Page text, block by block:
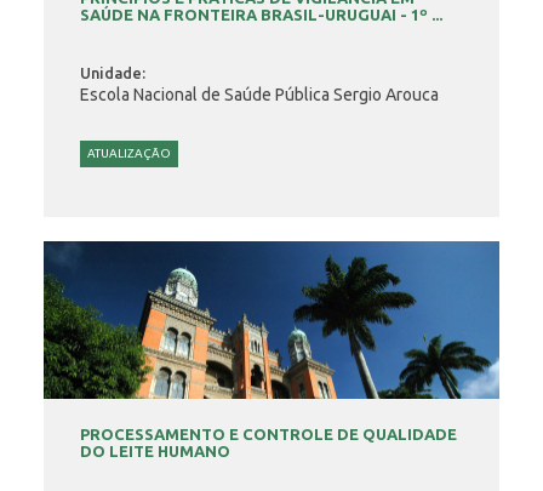
SAÚDE NA FRONTEIRA BRASIL-URUGUAI - 1º ...
Unidade:
Escola Nacional de Saúde Pública Sergio Arouca
ATUALIZAÇÃO
PROCESSAMENTO E CONTROLE DE QUALIDADE
DO LEITE HUMANO